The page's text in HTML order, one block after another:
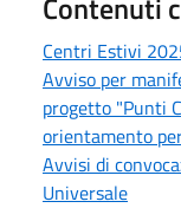
Centri Estivi
Avviso per
progetto "Punti
orientamento
Avvisi di
Universale